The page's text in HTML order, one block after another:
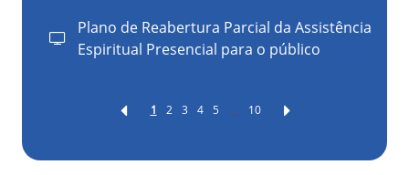
Plano de Reabertura Parcial da Assistência
Espiritual Presencial para o público
1 2 3 4 5 ... 10